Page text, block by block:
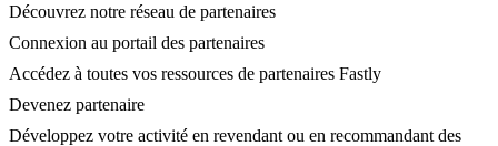
Découvrez notre réseau de partenaires
Connexion au portail des partenaires
Accédez à toutes vos ressources de partenaires Fastly
Devenez partenaire
Développez votre activité en revendant ou en recommandant des